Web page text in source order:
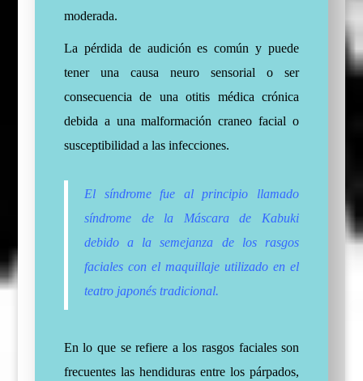
moderada.
La pérdida de audición es común y puede
tener una causa neuro sensorial o ser
consecuencia de una otitis médica crónica
debida a una malformación craneo facial o
susceptibilidad a las infecciones.
El síndrome fue al principio llamado
síndrome de la Máscara de Kabuki
debido a la semejanza de los rasgos
faciales con el maquillaje utilizado en el
teatro japonés tradicional.
En lo que se refiere a los rasgos faciales son
frecuentes las hendiduras entre los párpados,